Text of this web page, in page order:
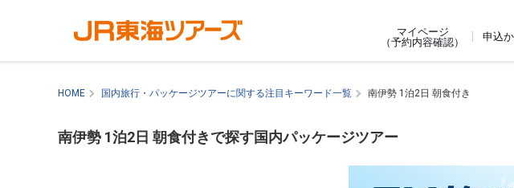
マイページ
（予約内容確認）
申込
HOME 国内旅行・パッケージツアーに関する注目キーワード一覧 南伊勢 1泊2日 朝食付き
南伊勢 1泊2日 朝食付きで探す国内パッケージツアー